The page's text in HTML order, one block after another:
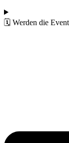
🗓️ Werden die